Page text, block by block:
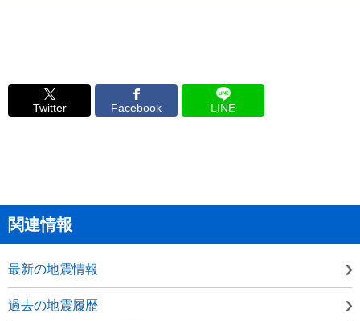
Twitter Facebook LINE
関連情報
最新の地震情報
過去の地震履歴